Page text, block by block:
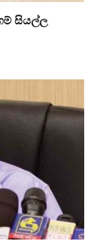
සියල්ල